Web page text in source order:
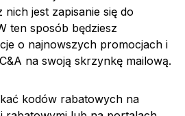
jest zapisanie się do
ten sposób będziesz
o najnowszych promocjach i
na swoją skrzynkę mailową.
kodów rabatowych na